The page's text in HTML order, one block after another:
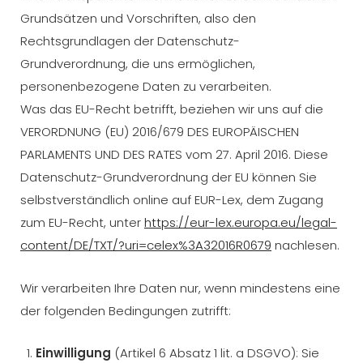
Grundsätzen und Vorschriften, also den
Rechtsgrundlagen der Datenschutz-
Grundverordnung, die uns ermöglichen,
personenbezogene Daten zu verarbeiten.
Was das EU-Recht betrifft, beziehen wir uns auf die
VERORDNUNG (EU) 2016/679 DES EUROPÄISCHEN
PARLAMENTS UND DES RATES vom 27. April 2016. Diese
Datenschutz-Grundverordnung der EU können Sie
selbstverständlich online auf EUR-Lex, dem Zugang
zum EU-Recht, unterhttps://eur-lex.europa.eu/legal-
content/DE/TXT/?uri=celex%3A32016R0679 nachlesen.
Wir verarbeiten Ihre Daten nur, wenn mindestens eine
der folgenden Bedingungen zutrifft:
Einwilligung (Artikel 6 Absatz 1 lit. a DSGVO): Sie